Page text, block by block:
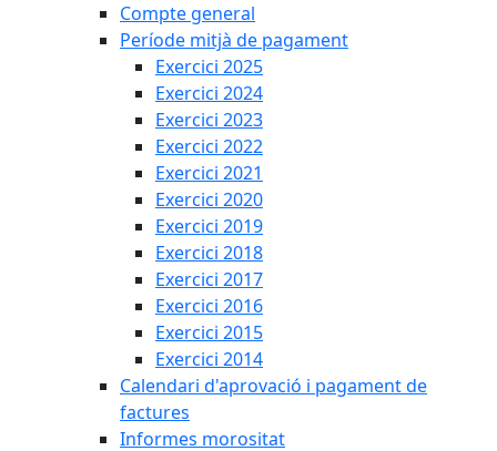
Compte general
Període mitjà de pagament
Exercici 2025
Exercici 2024
Exercici 2023
Exercici 2022
Exercici 2021
Exercici 2020
Exercici 2019
Exercici 2018
Exercici 2017
Exercici 2016
Exercici 2015
Exercici 2014
Calendari d'aprovació i pagament de
factures
Informes morositat